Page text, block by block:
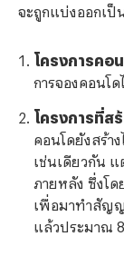
จะถูกแบ่งออกเป็
โครงการคอ
การจองคอนโ
โครงการที่ส
คอนโดยังสร้า
เช่นเดียวกัน
ภายหลัง ซึ่งโด
เพื่อมาทำสัญญ
แล้วประมาณ